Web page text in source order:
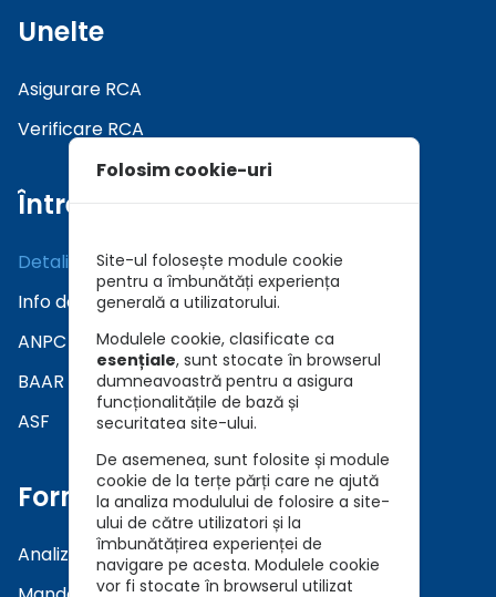
Unelte
Asigurare RCA
Verificare RCA
Întrebări
Detalii asiguratori
Info daune
ANPC
BAAR
ASF
Formulare
Analiza a Cerintelor (DNT)
Folosim cookie-uri
Site-ul folosește module cookie
pentru a îmbunătăți experiența
generală a utilizatorului.
Modulele cookie, clasificate ca
esențiale, sunt stocate în browserul
dumneavoastră pentru a asigura
funcționalitățile de bază și
securitatea site-ului.
De asemenea, sunt folosite și module
cookie de la terțe părți care ne ajută
la analiza modulului de folosire a site-
ului de către utilizatori și la
îmbunătățirea experienței de
navigare pe acesta. Modulele cookie
vor fi stocate în browserul utilizat